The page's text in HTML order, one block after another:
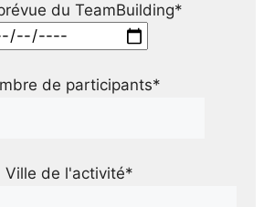
du TeamBuilding*
de participants*
Ville de l'activité*